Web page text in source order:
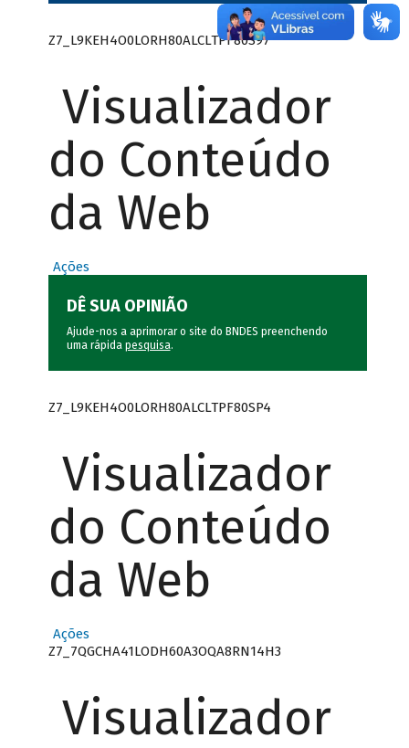
Z7_L9KEH4O0LORH80ALCLTPF80S97
Visualizador
do Conteúdo
da Web
Ações
DÊ SUA OPINIÃO
Ajude-nos a aprimorar o site do BNDES preenchendo
uma rápida pesquisa.
Z7_L9KEH4O0LORH80ALCLTPF80SP4
Visualizador
do Conteúdo
da Web
Ações
Z7_7QGCHA41LODH60A3OQA8RN14H3
Visualizador